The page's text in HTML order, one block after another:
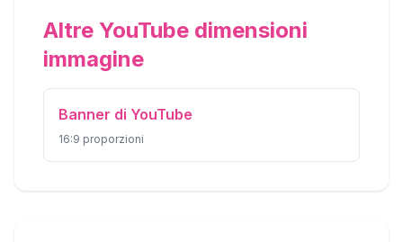
Altre YouTube dimensioni
immagine
Banner di YouTube
16:9 proporzioni